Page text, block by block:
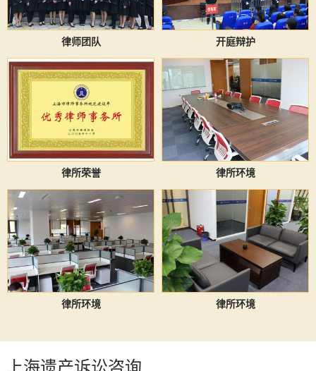
律师团队 开庭辩护
律所荣誉 律所环境
律所环境 律所环境
上海遗产诉讼咨询